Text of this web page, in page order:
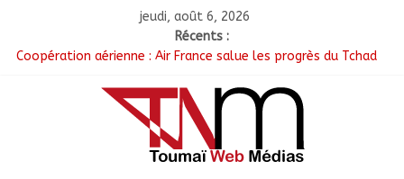
jeudi, août 6, 2026
Récents :
Coopération aérienne : Air France salue les progrès du Tchad
Nigeria : 308 otages libérés lors d’une vaste opération de
Santé : La Commune de N’Djamena et l’OMS renforcent leur